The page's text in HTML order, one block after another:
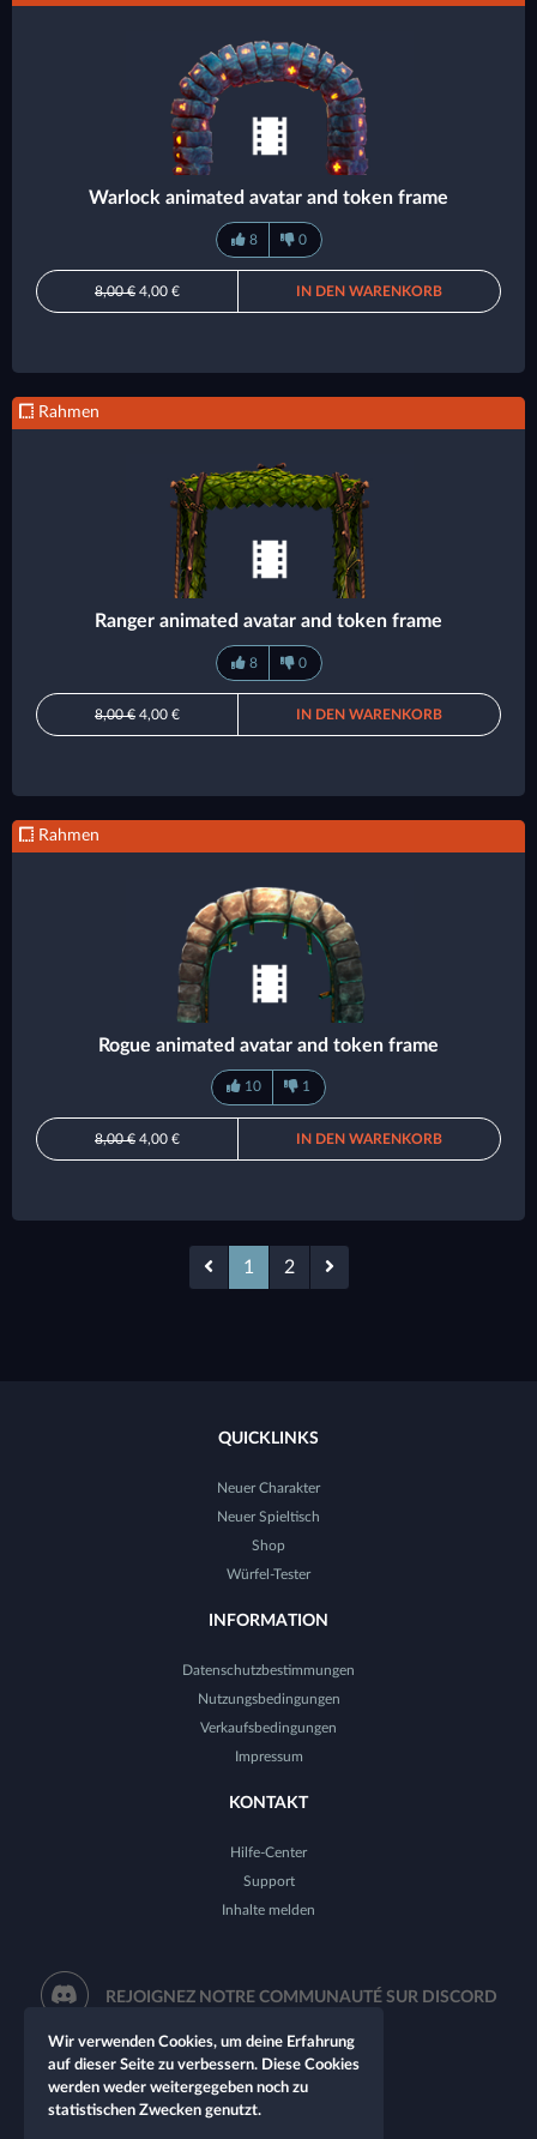
Warlock animated avatar and token frame
8 0
8,00 € 4,00 € IN DEN WARENKORB
Rahmen
Ranger animated avatar and token frame
8 0
8,00 € 4,00 € IN DEN WARENKORB
Rahmen
Rogue animated avatar and token frame
10 1
8,00 € 4,00 € IN DEN WARENKORB
1 2
QUICKLINKS
Neuer Charakter
Neuer Spieltisch
Shop
Würfel-Tester
INFORMATION
Datenschutzbestimmungen
Nutzungsbedingungen
Verkaufsbedingungen
Impressum
KONTAKT
Hilfe-Center
Support
Inhalte melden
REJOIGNEZ NOTRE COMMUNAUTÉ SUR DISCORD
Wir verwenden Cookies, um deine Erfahrung
auf dieser Seite zu verbessern. Diese Cookies
werden weder weitergegeben noch zu
statistischen Zwecken genutzt.